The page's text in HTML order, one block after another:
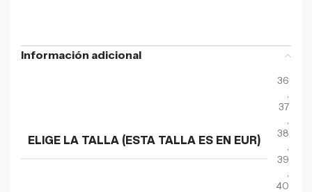
Información adicional
ELIGE LA TALLA (ESTA TALLA ES EN EUR)
36
,
37
,
38
,
39
,
40